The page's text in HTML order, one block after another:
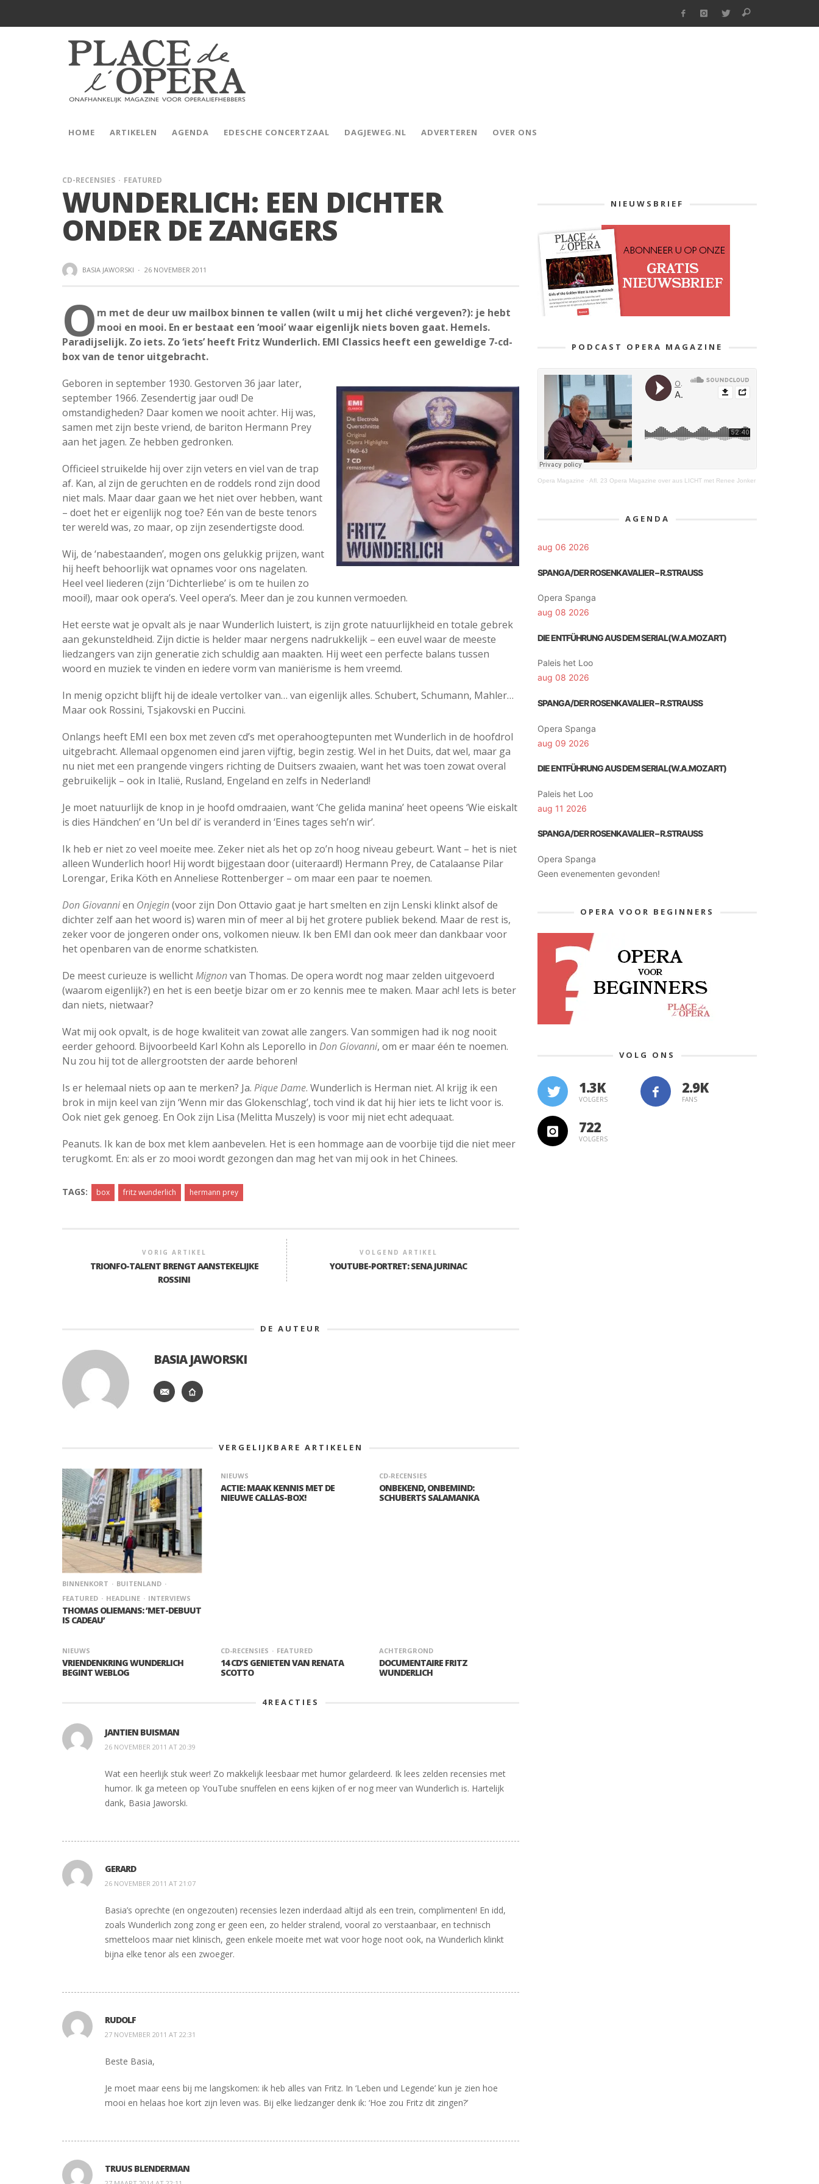
HOME ARTIKELEN AGENDA EDESCHE CONCERTZAAL DAGJEWEG.NL ADVERTEREN OVER ONS
CD-RECENSIES FEATURED
WUNDERLICH: EEN DICHTER
ONDER DE ZANGERS
BASIA JAWORSKI · 26 NOVEMBER 2011
O m met de deur uw mailbox binnen te vallen (wilt u mij het cliché vergeven?): je hebt
mooi en mooi. En er bestaat een ‘mooi’ waar eigenlijk niets boven gaat. Hemels.
Paradijselijk. Zo iets. Zo ‘iets’ heeft Fritz Wunderlich. EMI Classics heeft een geweldige 7-cd-
box van de tenor uitgebracht.
Geboren in september 1930. Gestorven 36 jaar later,
september 1966. Zesendertig jaar oud! De
omstandigheden? Daar komen we nooit achter. Hij was,
samen met zijn beste vriend, de bariton Hermann Prey
aan het jagen. Ze hebben gedronken.
Officieel struikelde hij over zijn veters en viel van de trap
af. Kan, al zijn de geruchten en de roddels rond zijn dood
niet mals. Maar daar gaan we het niet over hebben, want
– doet het er eigenlijk nog toe? Eén van de beste tenors
ter wereld was, zo maar, op zijn zesendertigste dood.
Wij, de ‘nabestaanden’, mogen ons gelukkig prijzen, want
hij heeft behoorlijk wat opnames voor ons nagelaten.
Heel veel liederen (zijn ‘Dichterliebe’ is om te huilen zo
mooi!), maar ook opera’s. Veel opera’s. Meer dan je zou kunnen vermoeden.
Het eerste wat je opvalt als je naar Wunderlich luistert, is zijn grote natuurlijkheid en totale gebrek
aan gekunsteldheid. Zijn dictie is helder maar nergens nadrukkelijk – een euvel waar de meeste
liedzangers van zijn generatie zich schuldig aan maakten. Hij weet een perfecte balans tussen
woord en muziek te vinden en iedere vorm van maniërisme is hem vreemd.
In menig opzicht blijft hij de ideale vertolker van… van eigenlijk alles. Schubert, Schumann, Mahler…
Maar ook Rossini, Tsjakovski en Puccini.
Onlangs heeft EMI een box met zeven cd’s met operahoogtepunten met Wunderlich in de hoofdrol
uitgebracht. Allemaal opgenomen eind jaren vijftig, begin zestig. Wel in het Duits, dat wel, maar ga
nu niet met een prangende vingers richting de Duitsers zwaaien, want het was toen zowat overal
gebruikelijk – ook in Italië, Rusland, Engeland en zelfs in Nederland!
Je moet natuurlijk de knop in je hoofd omdraaien, want ‘Che gelida manina’ heet opeens ‘Wie eiskalt
is dies Händchen’ en ‘Un bel di’ is veranderd in ‘Eines tages seh’n wir’.
Ik heb er niet zo veel moeite mee. Zeker niet als het op zo’n hoog niveau gebeurt. Want – het is niet
alleen Wunderlich hoor! Hij wordt bijgestaan door (uiteraard!) Hermann Prey, de Catalaanse Pilar
Lorengar, Erika Köth en Anneliese Rottenberger – om maar een paar te noemen.
Don Giovannien Onjegin(voor zijn Don Ottavio gaat je hart smelten en zijn Lenski klinkt alsof de
dichter zelf aan het woord is) waren min of meer al bij het grotere publiek bekend. Maar de rest is,
zeker voor de jongeren onder ons, volkomen nieuw. Ik ben EMI dan ook meer dan dankbaar voor
het openbaren van de enorme schatkisten.
De meest curieuze is wellichtMignonvan Thomas. De opera wordt nog maar zelden uitgevoerd
(waarom eigenlijk?) en het is een beetje bizar om er zo kennis mee te maken. Maar ach! Iets is beter
dan niets, nietwaar?
Wat mij ook opvalt, is de hoge kwaliteit van zowat alle zangers. Van sommigen had ik nog nooit
eerder gehoord. Bijvoorbeeld Karl Kohn als Leporello in Don Giovanni, om er maar één te noemen.
Nu zou hij tot de allergrootsten der aarde behoren!
Is er helemaal niets op aan te merken? Ja. Pique Dame. Wunderlich is Herman niet. Al krijg ik een
brok in mijn keel van zijn ‘Wenn mir das Glokenschlag’, toch vind ik dat hij hier iets te licht voor is.
Ook niet gek genoeg. En Ook zijn Lisa (Melitta Muszely) is voor mij niet echt adequaat.
Peanuts. Ik kan de box met klem aanbevelen. Het is een hommage aan de voorbije tijd die niet meer
terugkomt. En: als er zo mooi wordt gezongen dan mag het van mij ook in het Chinees.
TAGS: box fritz wunderlich hermann prey
VORIG ARTIKEL
TRIONFO-TALENT BRENGT AANSTEKELIJKE
ROSSINI
VOLGEND ARTIKEL
YOUTUBE-PORTRET: SENA JURINAC
DE AUTEUR
BASIA JAWORSKI
VERGELIJKBARE ARTIKELEN
BINNENKORT
BUITENLAND
FEATURED
HEADLINE INTERVIEWS
THOMAS OLIEMANS: ’MET-DEBUUT
IS CADEAU’
NIEUWS
ACTIE: MAAK KENNIS MET DE
NIEUWE CALLAS-BOX!
CD-RECENSIES
ONBEKEND, ONBEMIND:
SCHUBERTS SALAMANKA
NIEUWS
VRIENDENKRING WUNDERLICH
BEGINT WEBLOG
CD-RECENSIES FEATURED
14 CD’S GENIETEN VAN RENATA
SCOTTO
ACHTERGROND
DOCUMENTAIRE FRITZ
WUNDERLICH
4REACTIES
JANTIEN BUISMAN
26 NOVEMBER 2011 AT 20:39
Wat een heerlijk stuk weer! Zo makkelijk leesbaar met humor gelardeerd. Ik lees zelden recensies met
humor. Ik ga meteen op YouTube snuffelen en eens kijken of er nog meer van Wunderlich is. Hartelijk
dank, Basia Jaworski.
GERARD
26 NOVEMBER 2011 AT 21:07
Basia’s oprechte (en ongezouten) recensies lezen inderdaad altijd als een trein, complimenten! En idd,
zoals Wunderlich zong zong er geen een, zo helder stralend, vooral zo verstaanbaar, en technisch
smetteloos maar niet klinisch, geen enkele moeite met wat voor hoge noot ook, na Wunderlich klinkt
bijna elke tenor als een zwoeger.
RUDOLF
27 NOVEMBER 2011 AT 22:31
Beste Basia,
Je moet maar eens bij me langskomen: ik heb alles van Fritz. In ‘Leben und Legende’ kun je zien hoe
mooi en helaas hoe kort zijn leven was. Bij elke liedzanger denk ik: ‘Hoe zou Fritz dit zingen?’
TRUUS BLENDERMAN
NIEUWSBRIEF
PODCAST OPERA MAGAZINE
Opera Magazine · Afl. 23 Opera Magazine over aus LICHT met Renee Jonker
AGENDA
aug 06 2026
SPANGA/DER ROSENKAVALIER – R.STRAUSS
Opera Spanga
aug 08 2026
DIE ENTFÜHRUNG AUS DEM SERIAL(W.A.MOZART)
Paleis het Loo
aug 08 2026
SPANGA/DER ROSENKAVALIER – R.STRAUSS
Opera Spanga
aug 09 2026
DIE ENTFÜHRUNG AUS DEM SERIAL(W.A.MOZART)
Paleis het Loo
aug 11 2026
SPANGA/DER ROSENKAVALIER – R.STRAUSS
Opera Spanga
Geen evenementen gevonden!
OPERA VOOR BEGINNERS
VOLG ONS
1.3K
VOLGERS FANS
722
VOLGERS